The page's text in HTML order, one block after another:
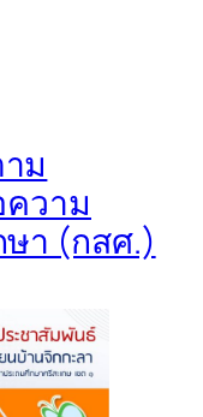
ม
ความ
า (กสศ.)